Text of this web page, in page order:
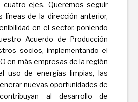
ejes. Queremos seguir
líneas de la dirección anterior,
en el sector, poniendo
Acuerdo de Producción
socios, implementando el
en más empresas de la región
uso de energías limpias, las
nuevas oportunidades de
al desarrollo de